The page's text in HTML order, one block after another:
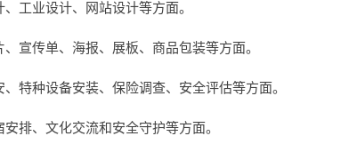
工业设计、网站设计等方面。
宣传单、海报、展板、商品包装等方面。
特种设备安装、保险调查、安全评估等方面。
排、文化交流和安全守护等方面。